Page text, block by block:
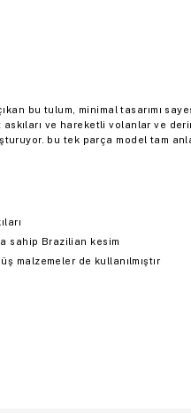
bu tulum, minimal tasarımı
ve hareketli volanlar ve
bu tek parça model tam
sahip Brazilian kesim
malzemeler de kullanılmıştır